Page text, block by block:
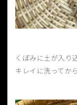
くぼみに土が入り
キレイに洗ってか